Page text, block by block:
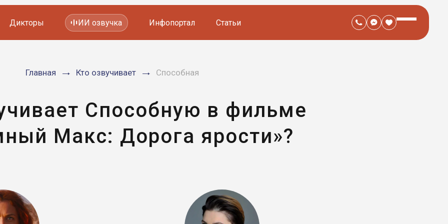
Мультфильмов
Дикторы ИИ озвучка Инфопортал Статьи
Главная Кто озвучивает Способная
Способную в фильме
Макс: Дорога ярости»?